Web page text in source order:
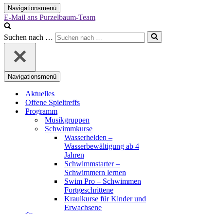
Navigationsmenü
E-Mail ans Purzelbaum-Team
Suchen nach …
Navigationsmenü
Aktuelles
Offene Spieltreffs
Programm
Musikgruppen
Schwimmkurse
Wasserhelden –
Wasserbewältigung ab 4
Jahren
Schwimmstarter –
Schwimmern lernen
Swim Pro – Schwimmen
Fortgeschrittene
Kraulkurse für Kinder und
Erwachsene